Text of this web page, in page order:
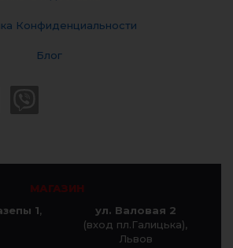
Конфиденциальности
Блог
МАГАЗИН
1,
ул. Валовая 2
(вход пл.Галицька),
Львов